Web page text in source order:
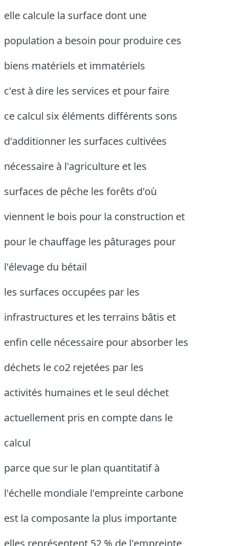
elle calcule la surface dont une
population a besoin pour produire ces
biens matériels et immatériels
c'est à dire les services et pour faire
ce calcul six éléments différents sons
d'additionner les surfaces cultivées
nécessaire à l'agriculture et les
surfaces de pêche les forêts d'où
viennent le bois pour la construction et
pour le chauffage les pâturages pour
l'élevage du bétail
les surfaces occupées par les
infrastructures et les terrains bâtis et
enfin celle nécessaire pour absorber les
déchets le co2 rejetées par les
activités humaines et le seul déchet
actuellement pris en compte dans le
calcul
parce que sur le plan quantitatif à
l'échelle mondiale l'empreinte carbone
est la composante la plus importante
elles représentent 52 % de l'empreinte